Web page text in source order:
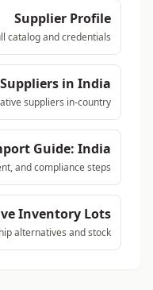
Supplier Profile
catalog and credentials.
in India
suppliers in-country.
Guide: India
and compliance steps.
Inventory Lots
alternatives and stock.